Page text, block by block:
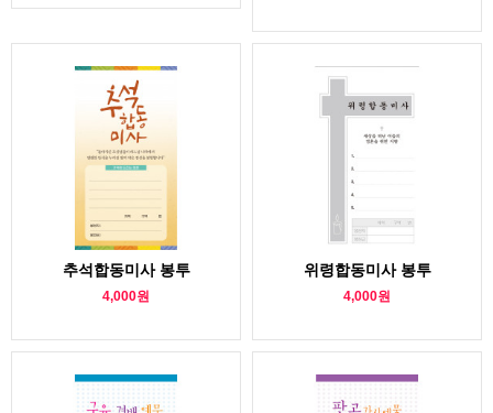
추석합동미사 봉투
4,000원
위령합동미사 봉투
4,000원